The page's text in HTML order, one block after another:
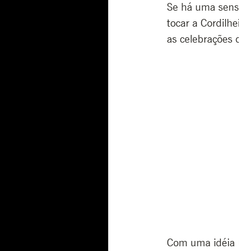
Se há uma
tocar a
as celebrações
Com uma idéia